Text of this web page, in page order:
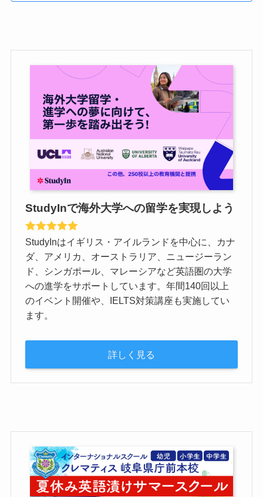
StudyInで海外大学への留学を実現しよう
StudyInはイギリス・アイルランドを中心に、カナ
ダ、アメリカ、オーストラリア、ニュージーラン
ド、シンガポール、マレーシアなど英語圏の大学
への進学をサポートしています。年間140回以上
のイベント開催や、IELTS対策講座も実施してい
ます。
詳しく見る